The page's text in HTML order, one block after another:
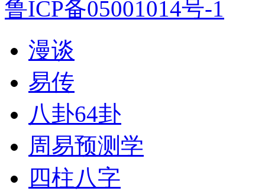
鲁ICP备05001014号-1
漫谈
易传
八卦64卦
周易预测学
四柱八字